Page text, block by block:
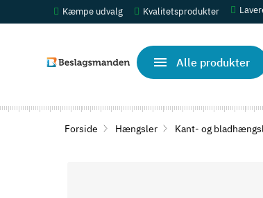
Kæmpe udvalg Kvalitetsprodukter
Alle produkter
Forside Hængsler Kant- og